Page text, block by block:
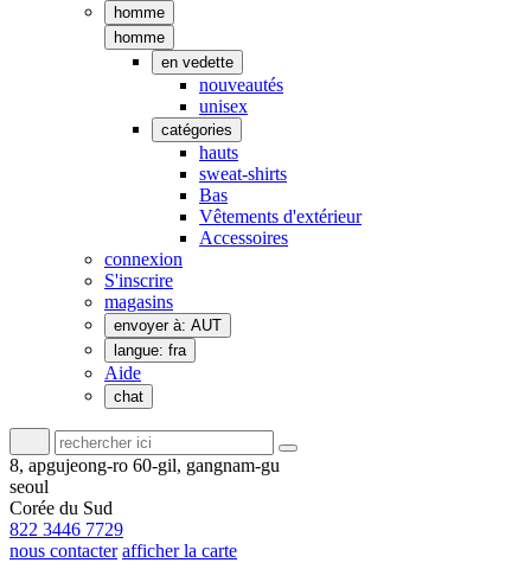
homme
homme
en vedette
nouveautés
unisex
catégories
hauts
sweat-shirts
Bas
Vêtements d'extérieur
Accessoires
connexion
S'inscrire
magasins
envoyer à: AUT
langue: fra
Aide
chat
8, apgujeong-ro 60-gil, gangnam-gu
seoul
Corée du Sud
822 3446 7729
nous contacter afficher la carte